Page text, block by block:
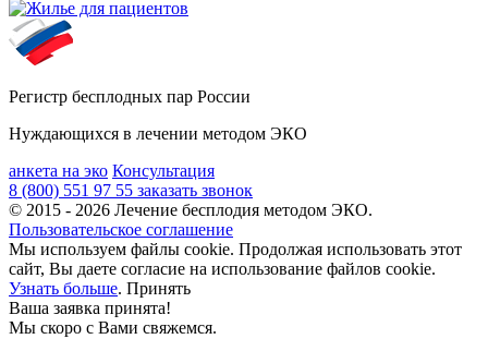
Регистр бесплодных пар России
Нуждающихся в лечении методом ЭКО
анкета на эко Консультация
8 (800) 551 97 55 заказать звонок
© 2015 - 2026 Лечение бесплодия методом ЭКО.
Пользовательское соглашение
Мы используем файлы cookie. Продолжая использовать этот
сайт, Вы даете согласие на использование файлов cookie.
Узнать больше. Принять
Ваша заявка принята!
Мы скоро с Вами свяжемся.